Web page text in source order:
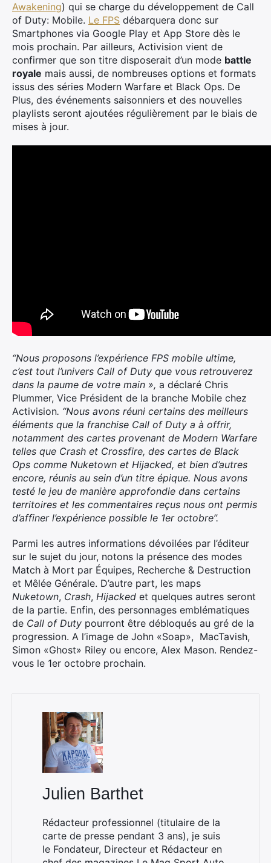
Awakening) qui se charge du développement de Call
of Duty: Mobile. Le FPS débarquera donc sur
Smartphones via Google Play et App Store dès le
mois prochain. Par ailleurs, Activision vient de
confirmer que son titre disposerait d’un mode battle
royale mais aussi, de nombreuses options et formats
issus des séries Modern Warfare et Black Ops. De
Plus, des événements saisonniers et des nouvelles
playlists seront ajoutées régulièrement par le biais de
mises à jour.
“Nous proposons l’expérience FPS mobile ultime,
c’est tout l’univers Call of Duty que vous retrouverez
dans la paume de votre main », a déclaré Chris
Plummer, Vice Président de la branche Mobile chez
Activision. “Nous avons réuni certains des meilleurs
éléments que la franchise Call of Duty a à offrir,
notamment des cartes provenant de Modern Warfare
telles que Crash et Crossfire, des cartes de Black
Ops comme Nuketown et Hijacked, et bien d’autres
encore, réunis au sein d’un titre épique. Nous avons
testé le jeu de manière approfondie dans certains
territoires et les commentaires reçus nous ont permis
d’affiner l’expérience possible le 1er octobre”.
Parmi les autres informations dévoilées par l’éditeur
sur le sujet du jour, notons la présence des modes
Match à Mort par Équipes, Recherche & Destruction
et Mêlée Générale. D’autre part, les maps
Nuketown, Crash, Hijacked et quelques autres seront
de la partie. Enfin, des personnages emblématiques
de Call of Duty pourront être débloqués au gré de la
progression. A l’image de John «Soap», MacTavish,
Simon «Ghost» Riley ou encore, Alex Mason. Rendez-
vous le 1er octobre prochain.
Julien Barthet
Rédacteur professionnel (titulaire de la
carte de presse pendant 3 ans), je suis
le Fondateur, Directeur et Rédacteur en